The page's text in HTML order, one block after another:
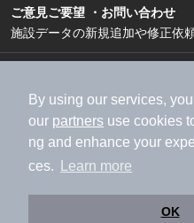
By using our services,
our partners use cookies
ng and enhance your
ces.
Learn more
OK
ご意見ご要望 ・お問い合わせ
施設データの新規追加や修正依
加盟店募集（資料請
利用規約
ライフス
特定商取引法に基づく
運営会社